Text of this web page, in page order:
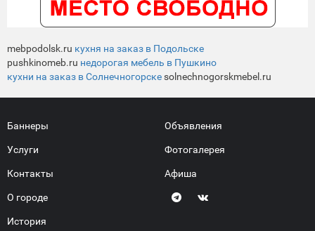
mebpodolsk.ru кухня на заказ в Подольске
pushkinomeb.ru недорогая мебель в Пушкино
кухни на заказ в Солнечногорскеsolnechnogorskmebel.ru
Баннеры
Услуги
Контакты
О городе
История
Объявления
Фотогалерея
Афиша